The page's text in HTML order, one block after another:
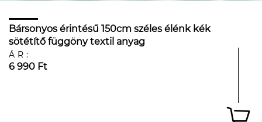
Bársonyos érintésű 150cm széles élénk kék
sötétítő függöny textil anyag
ÁR:
6 990 Ft